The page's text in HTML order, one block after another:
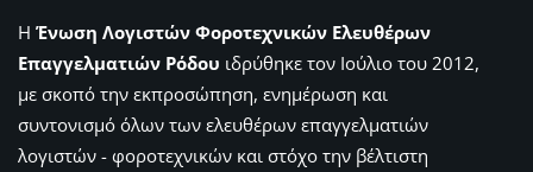
Η Ένωση Λογιστών Φοροτεχνικών Ελευθέρων
Επαγγελματιών Ρόδου ιδρύθηκε τον Ιούλιο του 2012,
με σκοπό την εκπροσώπηση, ενημέρωση και
συντονισμό όλων των ελευθέρων επαγγελματιών
λογιστών - φοροτεχνικών και στόχο την βέλτιστη